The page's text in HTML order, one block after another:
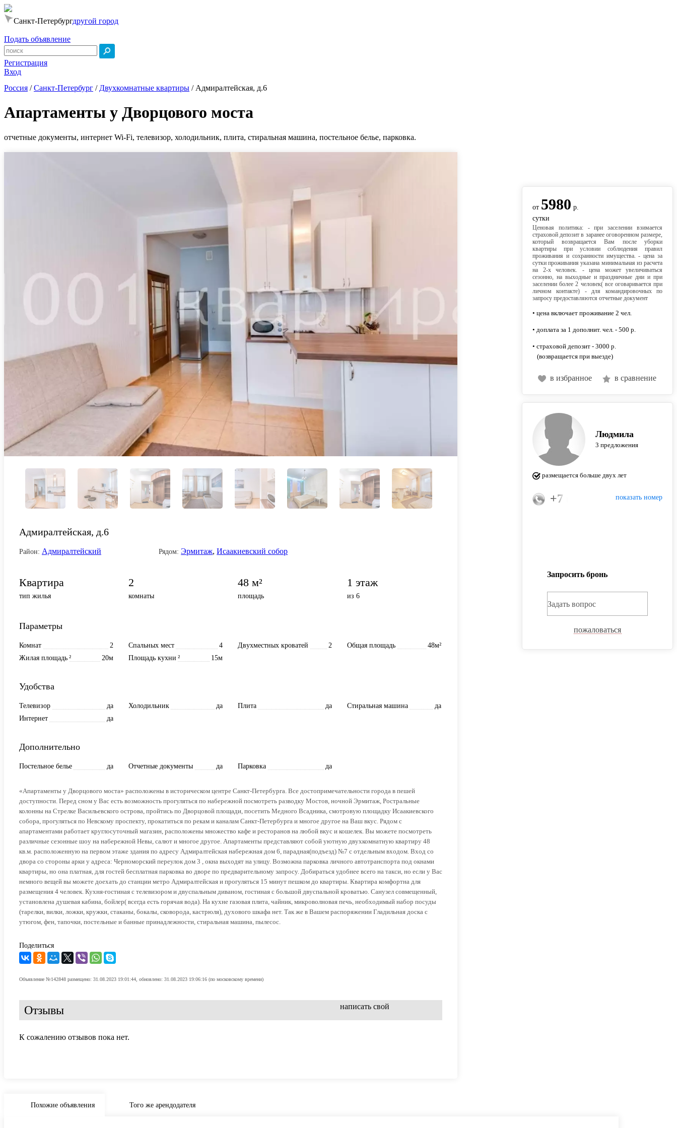
Санкт-Петербургдругой город
Подать объявление
Регистрация
Вход
Россия /Санкт-Петербург / Двухкомнатные квартиры / Адмиралтейская, д.6
Апартаменты у Дворцового моста
отчетные документы, интернет Wi-Fi, телевизор, холодильник, плита, стиральная машина, постельное белье, парковка.
Адмиралтейская, д.6
Район: Адмиралтейский Рядом: Эрмитаж,Исаакиевский собор
Квартира
тип жилья
2
комнаты
48 м²
площадь
1 этаж
из 6
Параметры
Комнат 2 Спальных мест 4 Двухместных кроватей 2 Общая площадь
48м²
Жилая площадь
20м
² Площадь кухни 15м
²
Удобства
Телевизор да Холодильник да Плита да Стиральная машина
да
Интернет
да
Дополнительно
Постельное белье да Отчетные документы да Парковка да
«Апартаменты у Дворцового моста» расположены в историческом центре Санкт-Петербурга. Все достопримечательности города в пешей
доступности. Перед сном у Вас есть возможность прогуляться по набережной посмотреть разводку Мостов, ночной Эрмитаж, Ростральные
колонны на Стрелке Васильевского острова, пройтись по Дворцовой площади, посетить Медного Всадника, смотровую площадку Исаакиевского
собора, прогуляться по Невскому проспекту, прокатиться по рекам и каналам Санкт-Петербурга и многое другое на Ваш вкус. Рядом с
апартаментами работает круглосуточный магазин, расположены множество кафе и ресторанов на любой вкус и кошелек. Вы можете посмотреть
различные сезонные шоу на набережной Невы, салют и многое другое. Апартаменты представляют собой уютную двухкомнатную квартиру 48
кв.м. расположенную на первом этаже здания по адресу Адмиралтейская набережная дом 6, парадная(подъезд) №7 с отдельным входом. Вход со
двора со стороны арки у адреса: Черноморский переулок дом 3 , окна выходят на улицу. Возможна парковка личного автотранспорта под окнами
квартиры, но она платная, для гостей бесплатная парковка во дворе по предварительному запросу. Добираться удобнее всего на такси, но если у Вас
немного вещей вы можете доехать до станции метро Адмиралтейская и прогуляться 15 минут пешком до квартиры. Квартира комфортна для
размещения 4 человек. Кухня-гостиная с телевизором и двуспальным диваном, гостиная с большой двуспальной кроватью. Санузел совмещенный,
установлена душевая кабина, бойлер( всегда есть горячая вода). На кухне газовая плита, чайник, микроволновая печь, необходимый набор посуды
(тарелки, вилки, ложки, кружки, стаканы, бокалы, сковорода, кастрюля), духового шкафа нет. Так же в Вашем распоряжении Гладильная доска с
утюгом, фен, тапочки, постельные и банные принадлежности, стиральная машина, пылесос.
Поделиться
Объявление №142848 размещено: 31.08.2023 19:01:44, обновлено: 31.08.2023 19:06:16 (по московскому времени)
Отзывы написать свой
К сожалению отзывов пока нет.
от 5980 р.
сутки
Ценовая политика: - при заселении взимается
страховой депозит в заранее оговоренном размере,
который возвращается Вам после уборки
квартиры при условии соблюдения правил
проживания и сохранности имущества. - цена за
сутки проживания указана минимальная из расчета
на 2-х человек. - цена может увеличиваться
сезонно, на выходные и праздничные дни и при
заселении более 2 человек( все оговаривается при
личном контакте) - для командировочных по
запросу предоставляются отчетные документ
• цена включает проживание 2 чел.
• доплата за 1 дополнит. чел. - 500 р.
• страховой депозит - 3000 р.
(возвращается при выезде)
в избранное в сравнение
Людмила
3 предложения
размещается больше двух лет
показать номер
+7 (921) 954-34-20
Запросить бронь
Задать вопрос
пожаловаться
Похожие объявления Того же арендодателя